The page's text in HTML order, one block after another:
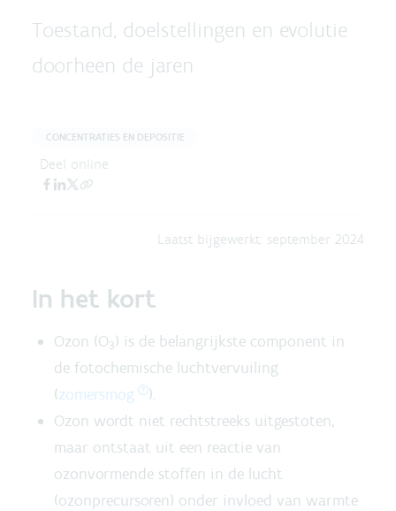
Toestand, doelstellingen en evolutie
doorheen de jaren
CONCENTRATIES EN DEPOSITIE
Deel online
Laatst bijgewerkt: september 2024
In het kort
Ozon (O3) is de belangrijkste component in
de fotochemische luchtvervuiling
(zomersmog
).
Ozon wordt niet rechtstreeks uitgestoten,
maar ontstaat uit een reactie van
ozonvormende stoffen in de lucht
(ozonprecursoren) onder invloed van warmte